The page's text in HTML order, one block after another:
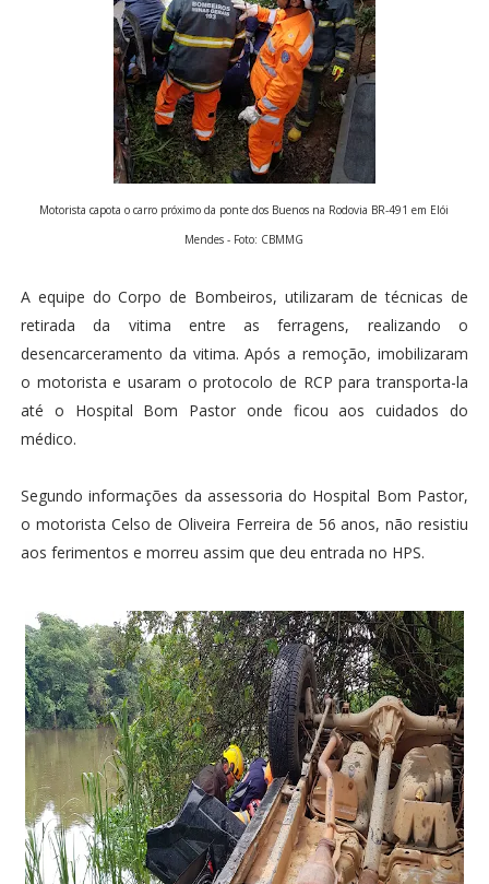
Motorista capota o carro próximo da ponte dos Buenos na Rodovia BR-491 em Elói
Mendes - Foto: CBMMG
A equipe do Corpo de Bombeiros, utilizaram de técnicas de
retirada da vitima entre as ferragens, realizando o
desencarceramento da vitima. Após a remoção, imobilizaram
o motorista e usaram o protocolo de RCP para transporta-la
até o Hospital Bom Pastor onde ficou aos cuidados do
médico.
Segundo informações da assessoria do Hospital Bom Pastor,
o motorista Celso de Oliveira Ferreira de 56 anos, não resistiu
aos ferimentos e morreu assim que deu entrada no HPS.